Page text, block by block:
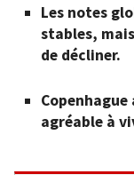
Les notes
stables,
de décliner.
agréable à